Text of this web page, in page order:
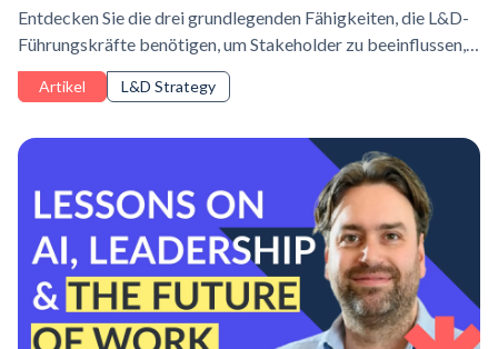
Entdecken Sie die drei grundlegenden Fähigkeiten, die L&D-
Führungskräfte benötigen, um Stakeholder zu beeinflussen,
Lernen mit der Geschäftsstrategie in Einklang zu bringen und
die Unternehmensleistung im Zeitalter der KI zu steigern.
Artikel L&D Strategy